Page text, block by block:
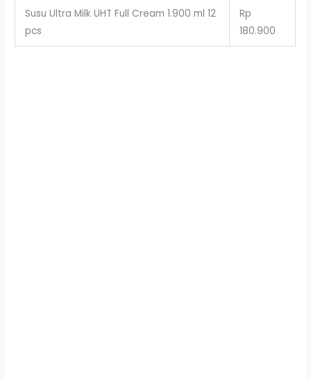
Susu Ultra Milk UHT Full Cream 1.900 ml 12
pcs
Rp
180.900